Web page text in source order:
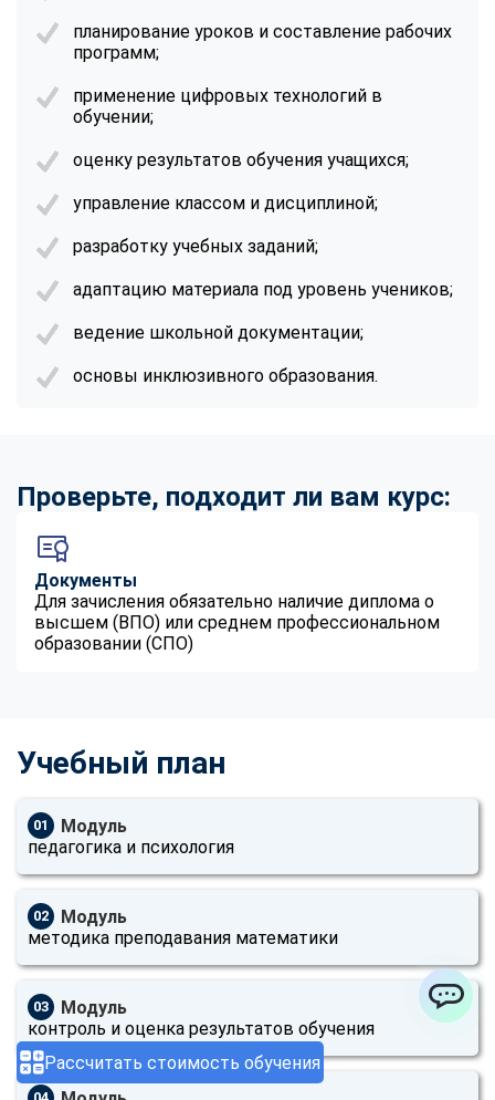
Рассчитать стоимость обучения
планирование уроков и составление рабочих
программ;
применение цифровых технологий в
обучении;
оценку результатов обучения учащихся;
управление классом и дисциплиной;
разработку учебных заданий;
адаптацию материала под уровень учеников;
ведение школьной документации;
основы инклюзивного образования.
Проверьте, подходит ли вам курс:
Документы
Для зачисления обязательно наличие диплома о
высшем (ВПО) или среднем профессиональном
образовании (СПО)
Учебный план
01
Модуль
педагогика и психология
02
Модуль
методика преподавания математики
03
Модуль
контроль и оценка результатов обучения
ChatApp
online
Мессенджеры
Telegram WhatsApp
Vkontakte EMail
ChatApp